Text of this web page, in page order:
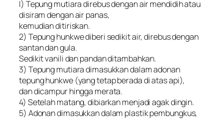
I) Tepung mutiara direbus dengan air mendidih atau
disiram dengan air panas,
kemudian ditiriskan.
2) Tepung hunkwe diberi sedikit air, direbus dengan
santan dan gula.
Sedikit vanili dan pandan ditambahkan.
3) Tepung mutiara dimasukkan dalam adonan
tepung hunkwe (yang tetap berada di atas api),
dan dicampur hingga merata.
4) Setelah matang, dibiarkan menjadi agak dingin.
5) Adonan dimasukkan dalam plastik pembungkus,